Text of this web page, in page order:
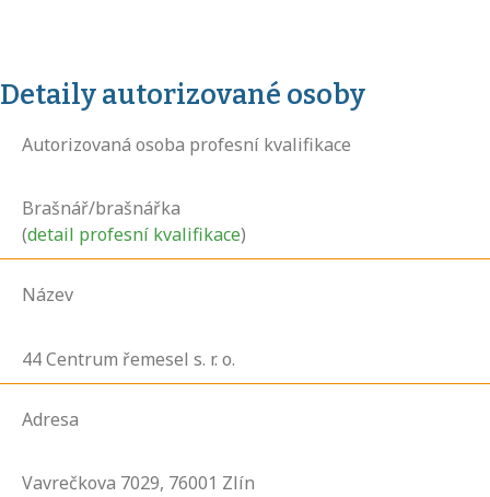
Detaily autorizované osoby
Autorizovaná osoba profesní kvalifikace
Brašnář/brašnářka
(detail profesní kvalifikace)
Název
44 Centrum řemesel s. r. o.
Adresa
Vavrečkova 7029, 76001 Zlín